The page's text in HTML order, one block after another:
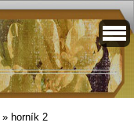
» horník 2